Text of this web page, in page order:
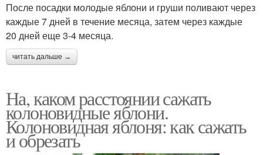
После посадки молодые яблони и груши поливают через
каждые 7 дней в течение месяца, затем через каждые
20 дней еще 3-4 месяца.
читать дальше →
На, каком расстоянии сажать
колоновидные яблони.
Колоновидная яблоня: как сажать
и обрезать